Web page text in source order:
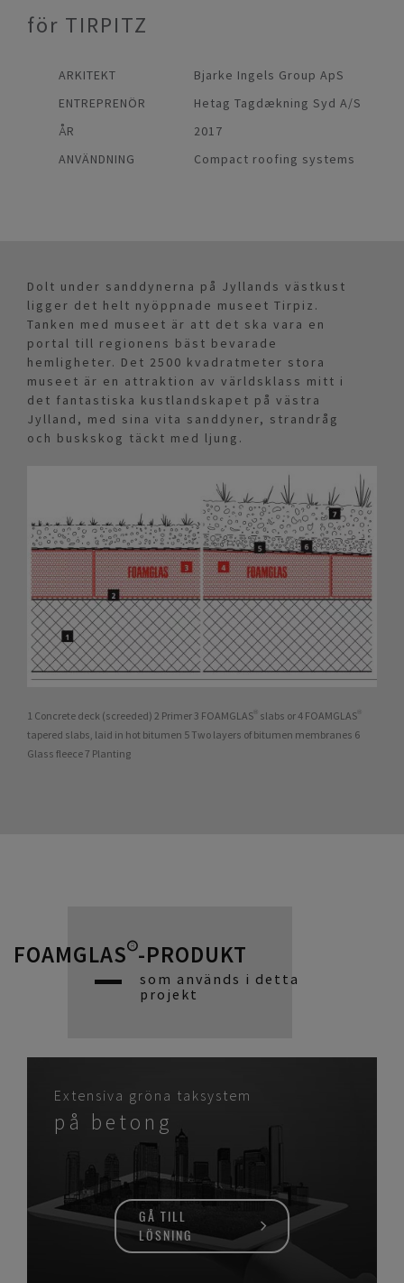
för TIRPITZ
ARKITEKT
Bjarke Ingels Group ApS
ENTREPRENÖR
Hetag Tagdækning Syd A/S
ÅR
2017
ANVÄNDNING
Compact roofing systems
Dolt under sanddynerna på Jyllands västkust
ligger det helt nyöppnade museet Tirpiz.
Tanken med museet är att det ska vara en
portal till regionens bäst bevarade
hemligheter. Det 2500 kvadratmeter stora
museet är en attraktion av världsklass mitt i
det fantastiska kustlandskapet på västra
Jylland, med sina vita sanddyner, strandråg
och buskskog täckt med ljung.
1 Concrete deck (screeded) 2 Primer 3 FOAMGLAS® slabs or 4 FOAMGLAS®
tapered slabs, laid in hot bitumen 5 Two layers of bitumen membranes 6
Glass fleece 7 Planting
FOAMGLAS®-PRODUKT
som används i detta
projekt
Extensiva gröna taksystem
på betong
GÅ TILL
LÖSNING